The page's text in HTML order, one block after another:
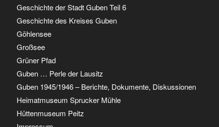
Geschichte der Stadt Guben Teil 6
Geschichte des Kreises Guben
Göhlensee
Großsee
Grüner Pfad
Guben … Perle der Lausitz
Guben 1945/1946 – Berichte, Dokumente, Diskussionen
Heimatmuseum Sprucker Mühle
Hüttenmuseum Peitz